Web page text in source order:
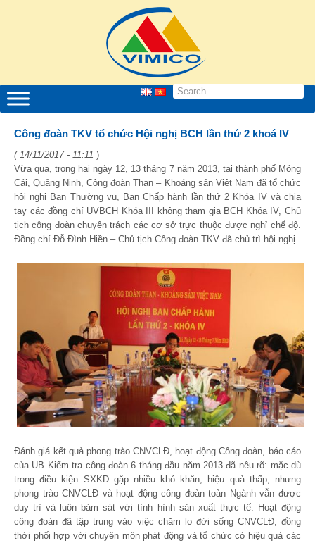
Công đoàn TKV tổ chức Hội nghị BCH lần thứ 2 khoá IV
( 14/11/2017 - 11:11 )
Vừa qua, trong hai ngày 12, 13 tháng 7 năm 2013, tại thành phố Móng
Cái, Quảng Ninh, Công đoàn Than – Khoáng sản Việt Nam đã tổ chức
hội nghị Ban Thường vụ, Ban Chấp hành lần thứ 2 Khóa IV và chia
tay các đồng chí UVBCH Khóa III không tham gia BCH Khóa IV, Chủ
tịch công đoàn chuyên trách các cơ sở trực thuộc được nghỉ chế độ.
Đồng chí Đỗ Đình Hiền – Chủ tịch Công đoàn TKV đã chủ trì hội nghị.
Đánh giá kết quả phong trào CNVCLĐ, hoạt động Công đoàn, báo cáo
của UB Kiểm tra công đoàn 6 tháng đầu năm 2013 đã nêu rõ: mặc dù
trong điều kiện SXKD gặp nhiều khó khăn, hiệu quả thấp, nhưng
phong trào CNVCLĐ và hoạt động công đoàn toàn Ngành vẫn được
duy trì và luôn bám sát với tình hình sản xuất thực tế. Hoạt động
công đoàn đã tập trung vào việc chăm lo đời sống CNVCLĐ, đồng
thời phối hợp với chuyên môn phát động và tổ chức có hiệu quả các